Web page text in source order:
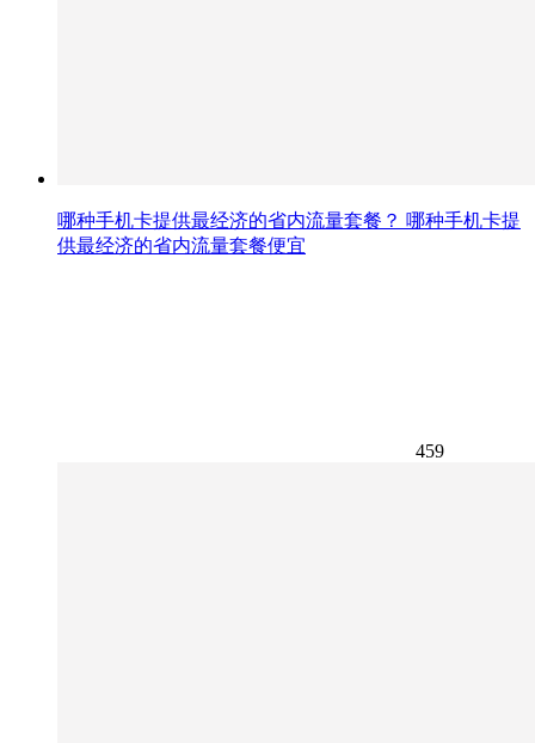
哪种手机卡提供最经济的省内流量套餐？ 哪种手机卡提
供最经济的省内流量套餐便宜
459